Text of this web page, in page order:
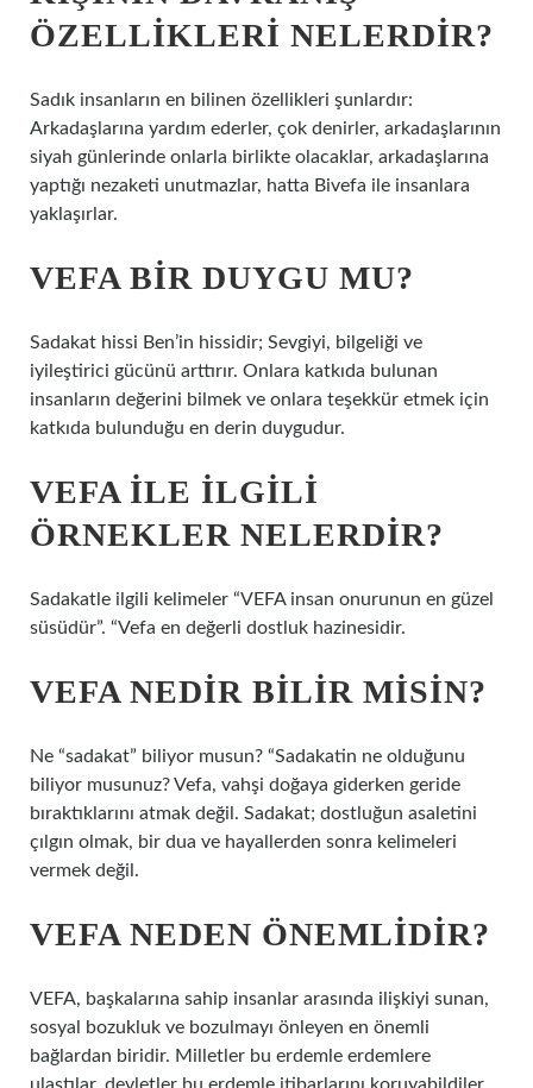
ÖZELLIKLERI NELERDIR?
Sadık insanların en bilinen özellikleri şunlardır:
Arkadaşlarına yardım ederler, çok denirler, arkadaşlarının
siyah günlerinde onlarla birlikte olacaklar, arkadaşlarına
yaptığı nezaketi unutmazlar, hatta Bivefa ile insanlara
yaklaşırlar.
VEFA BIR DUYGU MU?
Sadakat hissi Ben’in hissidir; Sevgiyi, bilgeliği ve
iyileştirici gücünü arttırır. Onlara katkıda bulunan
insanların değerini bilmek ve onlara teşekkür etmek için
katkıda bulunduğu en derin duygudur.
VEFA ILE ILGILI
ÖRNEKLER NELERDIR?
Sadakatle ilgili kelimeler “VEFA insan onurunun en güzel
süsüdür”. “Vefa en değerli dostluk hazinesidir.
VEFA NEDIR BILIR MISIN?
Ne “sadakat” biliyor musun? “Sadakatin ne olduğunu
biliyor musunuz? Vefa, vahşi doğaya giderken geride
bıraktıklarını atmak değil. Sadakat; dostluğun asaletini
çılgın olmak, bir dua ve hayallerden sonra kelimeleri
vermek değil.
VEFA NEDEN ÖNEMLIDIR?
VEFA, başkalarına sahip insanlar arasında ilişkiyi sunan,
sosyal bozukluk ve bozulmayı önleyen en önemli
bağlardan biridir. Milletler bu erdemle erdemlere